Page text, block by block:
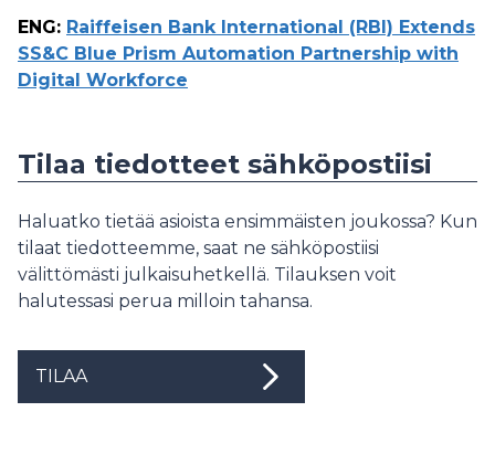
ENG: Raiffeisen Bank International (RBI) Extends
SS&C Blue Prism Automation Partnership with
Digital Workforce
Tilaa tiedotteet sähköpostiisi
Haluatko tietää asioista ensimmäisten joukossa? Kun
tilaat tiedotteemme, saat ne sähköpostiisi
välittömästi julkaisuhetkellä. Tilauksen voit
halutessasi perua milloin tahansa.
TILAA